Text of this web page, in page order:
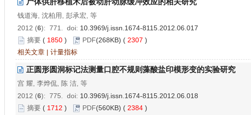
尸体供肝移植术后被动肝动脉缓冲效应的相关研究
钱道海, 沈柏用, 彭承宏, 等
2012 (6): 771. doi: 10.3969/j.issn.1674-8115.2012.06.017
摘要 ( 1850 ) PDF(268KB) ( 2307 )
相关文章 | 计量指标
正圆形圆洞标记法测量口腔不规则藻酸盐印模形变的实验研究
宫 耀, 李烨侃, 陈 洁, 等
2012 (6): 775. doi: 10.3969/j.issn.1674-8115.2012.06.018
摘要 ( 1712 ) PDF(560KB) ( 2384 )